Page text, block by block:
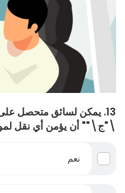
13. يمكن لسائق متحصل
\"ج\"" أن يؤمن أي نقل
نعم